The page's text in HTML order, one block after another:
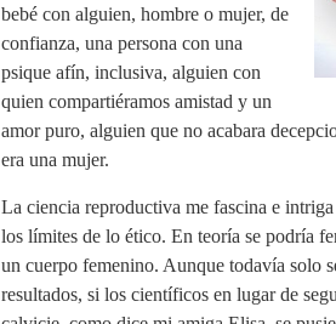
bebé con alguien, hombre o mujer, de
confianza, una persona con una
psique afín, inclusiva, alguien con
quien compartiéramos amistad y un
amor puro, alguien que no acabara
era una mujer.
La ciencia reproductiva me fascina e
los límites de lo ético. En teoría se podría
un cuerpo femenino. Aunque todavía solo
resultados, si los científicos en lugar de